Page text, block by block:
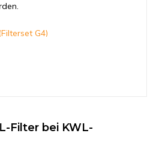
G4)
G4/F7)
Filter bei KWL-